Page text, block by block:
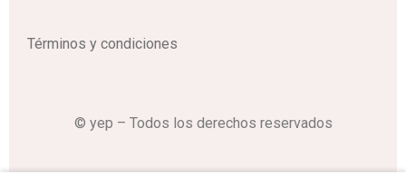
Términos y condiciones
© yep – Todos los derechos reservados